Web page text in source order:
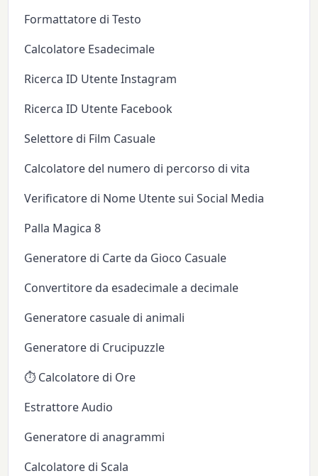
Formattatore di Testo
Calcolatore Esadecimale
Ricerca ID Utente Instagram
Ricerca ID Utente Facebook
Selettore di Film Casuale
Calcolatore del numero di percorso di vita
Verificatore di Nome Utente sui Social Media
Palla Magica 8
Generatore di Carte da Gioco Casuale
Convertitore da esadecimale a decimale
Generatore casuale di animali
Generatore di Crucipuzzle
⏱️ Calcolatore di Ore
Estrattore Audio
Generatore di anagrammi
Calcolatore di Scala